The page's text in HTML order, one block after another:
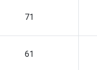
71
61